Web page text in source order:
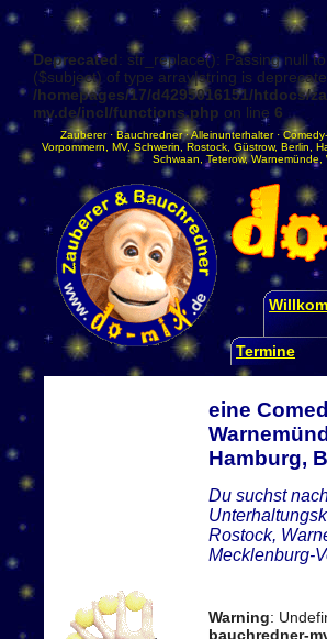
Deprecated: str_replace(): Passing null
($subject) of type array|string is
/homepages/17/d4295016151/htdocs/
mv.de/incl/functions.php on line 6
Zauberer·Bauchredner·Alleinunterhalter·
Vorpommern
MV, Schwerin Rostock Güstrow, Berlin
Schwaan ,Teterow,Warnemünde
Termine
eine
Hamburg,
Du suchst
Rostock,
Mecklenburg-
Warning:
bauchredner-